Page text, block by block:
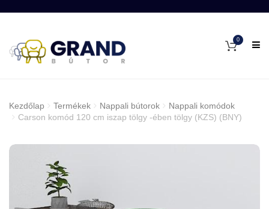
0
Kezdőlap Termékek Nappali bútorok
Nappali komódok
Carson komód 120 cm iszap tölgy -ében tölgy (KZS) (BNY)